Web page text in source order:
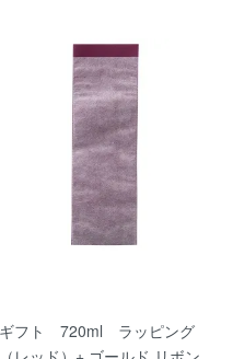
ギフト 720ml ラッピング